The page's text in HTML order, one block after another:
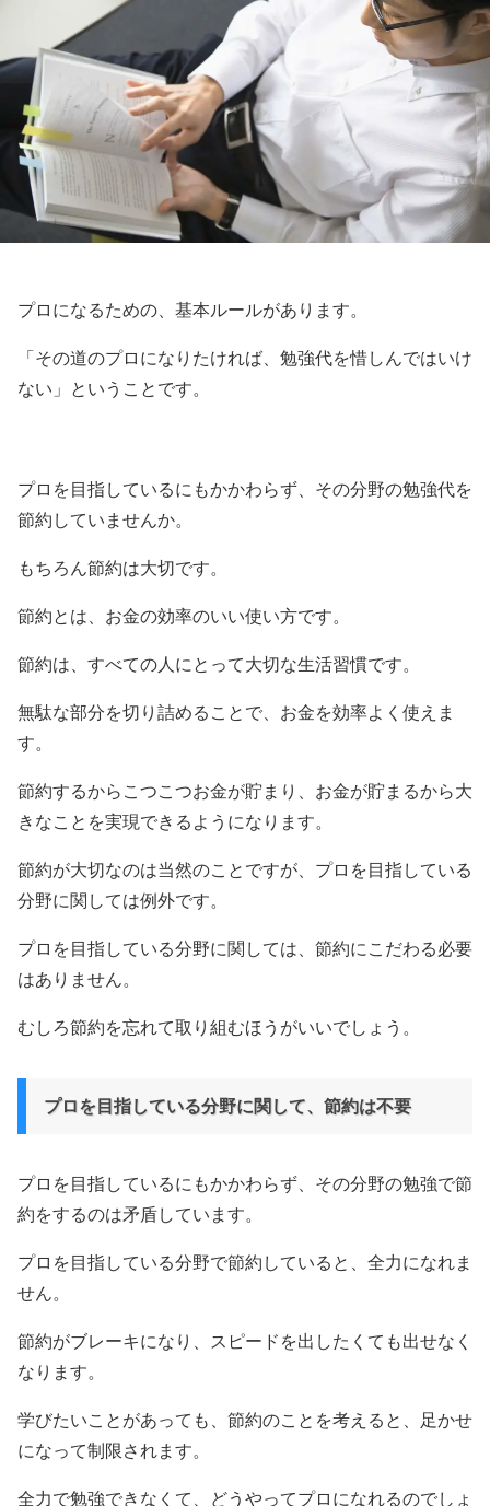
プロになるための、基本ルールがあります。
「その道のプロになりたければ、勉強代を惜しんではいけ
ない」ということです。
プロを目指しているにもかかわらず、その分野の勉強代を
節約していませんか。
もちろん節約は大切です。
節約とは、お金の効率のいい使い方です。
節約は、すべての人にとって大切な生活習慣です。
無駄な部分を切り詰めることで、お金を効率よく使えま
す。
節約するからこつこつお金が貯まり、お金が貯まるから大
きなことを実現できるようになります。
節約が大切なのは当然のことですが、プロを目指している
分野に関しては例外です。
プロを目指している分野に関しては、節約にこだわる必要
はありません。
むしろ節約を忘れて取り組むほうがいいでしょう。
プロを目指している分野に関して、節約は不要
プロを目指しているにもかかわらず、その分野の勉強で節
約をするのは矛盾しています。
プロを目指している分野で節約していると、全力になれま
せん。
節約がブレーキになり、スピードを出したくても出せなく
なります。
学びたいことがあっても、節約のことを考えると、足かせ
になって制限されます。
全力で勉強できなくて、どうやってプロになれるのでしょ